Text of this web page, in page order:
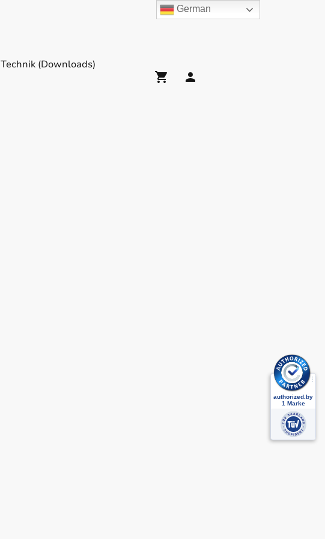
Technik (Downloads)
German